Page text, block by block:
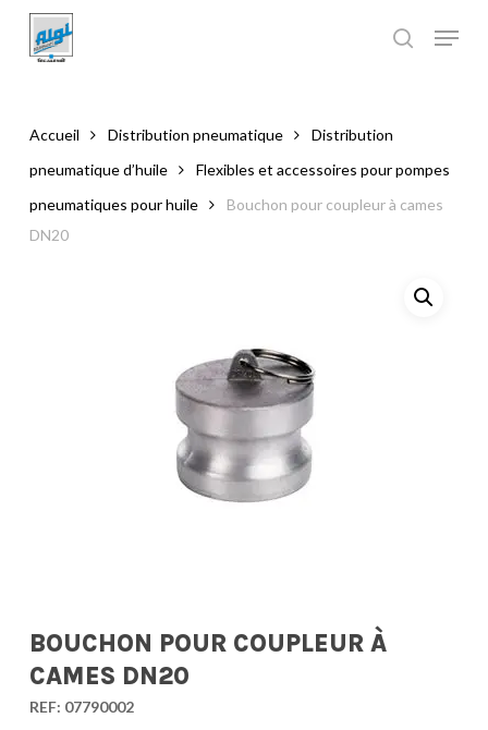
main
Accueil Distribution pneumatique
Distribution
pneumatique d’huile
Flexibles et accessoires pour pompes
pneumatiques pour huile
Bouchon pour coupleur à cames
DN20
BOUCHON POUR COUPLEUR À
CAMES DN20
REF: 07790002